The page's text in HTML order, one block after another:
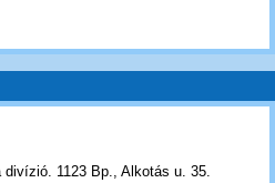
1123 Bp., Alkotás u. 35.